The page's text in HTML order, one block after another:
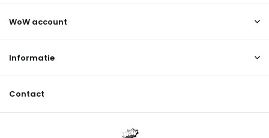
WoW account
Informatie
Contact